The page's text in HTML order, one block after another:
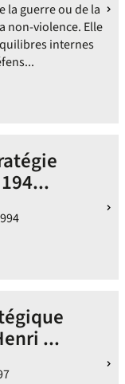
la guerre ou de la
non-violence. Elle
internes
...